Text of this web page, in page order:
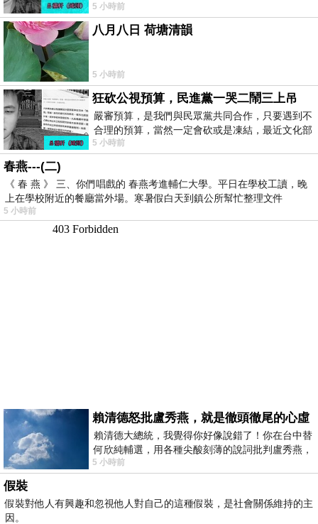
民如親，說的這麼好聽，實際上根本沒做
5 小時前
八月八日 荷塘清韻
5 小時前
狂砍公視預算，民進黨一哭二鬧三上吊
嚴審預算，是我們與民眾黨共同合作，只要遇到不
合理的預算，當然一定會砍或是凍結，最近文化部
要編列公視和Taiwan plus預算，在110年
5 小時前
春燕---(二)
《 春 燕 》 三、你們唱戲的 春燕考進輔仁大學。平日在學校工讀，晚
上在學校附近的餐廳當外場。寒暑假白天到鎮公所幫忙整理文件
5 小時前
賴清德怒批盧秀燕，就是徹頭徹尾的心虛
賴清德大總統，我覺得你好像說錯了！你在台中替
何欣純輔選，用各種尖酸刻薄的說詞批判盧秀燕，
罵她施政滿意度輸給陳其邁，甚至還說盧
5 小時前
假裝
假裝對他人有興趣和忽視他人對自己的這種假裝，是社會關係維持的主
因。